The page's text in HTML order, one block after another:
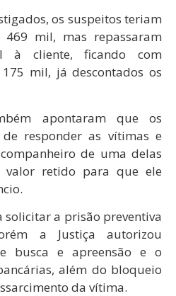
os suspeitos teriam
mil, mas repassaram
à cliente, ficando com
mil, já descontados os
apontaram que os
responder as vítimas e
de uma delas
valor retido para que ele
solicitar a prisão preventiva
a Justiça autorizou
busca e apreensão e o
além do bloqueio
da vítima.